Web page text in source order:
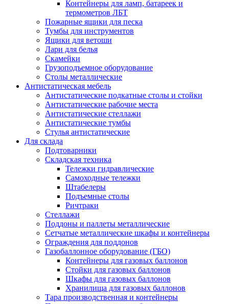
Контейнеры для ламп, батареек и
термометров ЛБТ
Пожарные ящики для песка
Тумбы для инструментов
Ящики для ветоши
Лари для белья
Скамейки
Грузоподъемное оборудование
Столы металлические
Антистатическая мебель
Антистатические подкатные столы и стойки
Антистатические рабочие места
Антистатические стеллажи
Антистатические тумбы
Стулья антистатические
Для склада
Подтоварники
Складская техника
Тележки гидравлические
Самоходные тележки
Штабелеры
Подъемные столы
Ричтраки
Стеллажи
Поддоны и паллеты металлические
Сетчатые металлические шкафы и контейнеры
Ограждения для поддонов
Газобаллонное оборудование (ГБО)
Контейнеры для газовых баллонов
Стойки для газовых баллонов
Шкафы для газовых баллонов
Хранилища для газовых баллонов
Тара производственная и контейнеры